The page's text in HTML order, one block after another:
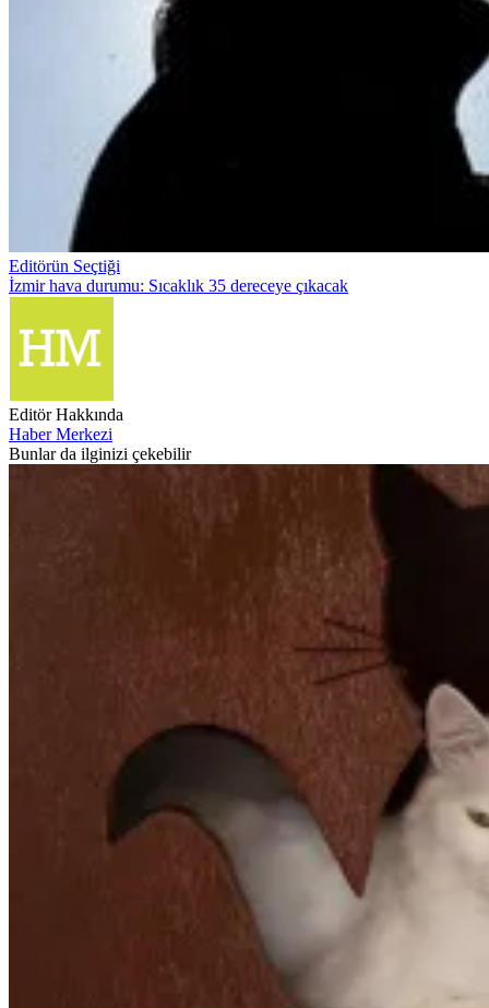
Editörün Seçtiği
İzmir hava durumu: Sıcaklık 35 dereceye çıkacak
Editör Hakkında
Haber Merkezi
Bunlar da ilginizi çekebilir